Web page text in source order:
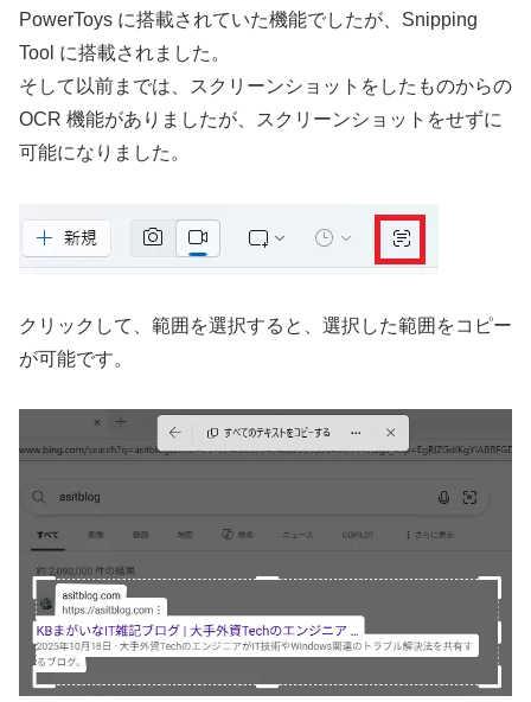
PowerToys に搭載されていた機能でしたが、Snipping
Tool に搭載されました。
そして以前までは、スクリーンショットをしたものからの
OCR 機能がありましたが、スクリーンショットをせずに
可能になりました。
クリックして、範囲を選択すると、選択した範囲をコピー
が可能です。